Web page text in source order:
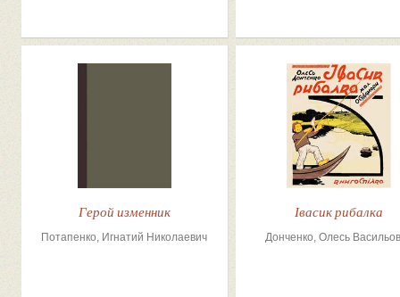
Герой изменник
Потапенко, Игнатий Николаевич
Івасик рибалка
Донченко, Олесь